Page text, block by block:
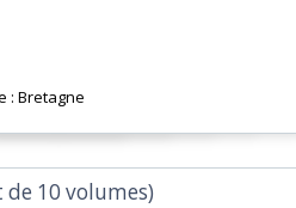
: Bretagne‎
de 10 volumes)‎